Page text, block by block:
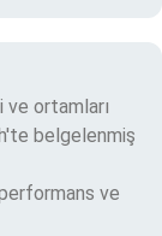
ve ortamları
belgelenmiş
ve